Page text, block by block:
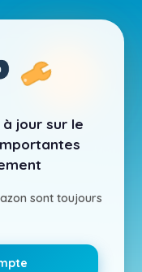
jour sur le
sont toujours